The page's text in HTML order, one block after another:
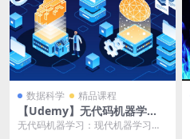
数据科学 精品课程
【Udemy】无代码机器学
习：现代机器学习工具实用指
无代码机器学习：现代机器学习工